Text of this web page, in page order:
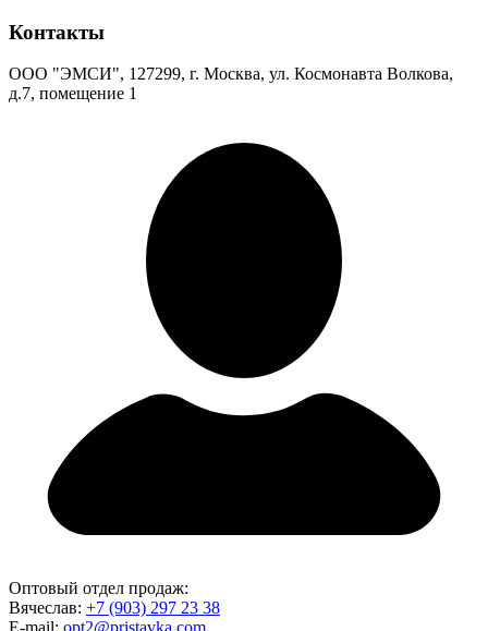
Контакты
ООО "ЭМСИ", 127299, г. Москва, ул. Космонавта Волкова,
д.7, помещение 1
Оптовый отдел продаж:
Вячеслав: +7 (903) 297 23 38